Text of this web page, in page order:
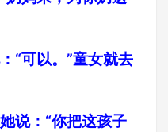
“可以。”童女就去
说：“你把这孩子